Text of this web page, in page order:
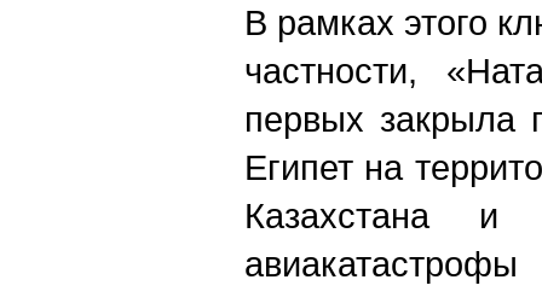
В рамках этого
частности,
первых закрыла
Египет на
Казахстана